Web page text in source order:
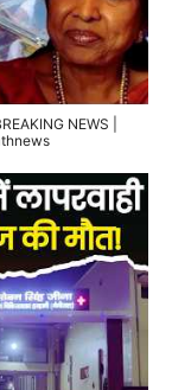
NEWS |